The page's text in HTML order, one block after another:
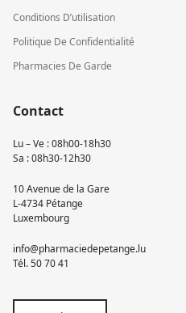
Conditions D’utilisation
Politique De Confidentialité
Pharmacies De Garde
Contact
Lu – Ve : 08h00-18h30
Sa : 08h30-12h30
10 Avenue de la Gare
L-4734 Pétange
Luxembourg
info@pharmaciedepetange.lu
Tél.50 70 41